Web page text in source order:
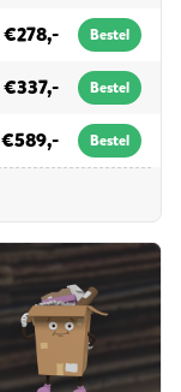
€278,- Bestel
€337,- Bestel
€589,- Bestel